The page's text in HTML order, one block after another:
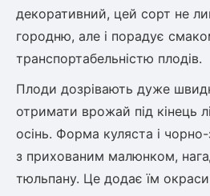
Айва
Хурма
Шовковиця
Абрикос
Ківі
Штамбові троянди
Бузок
Жасмин (Чубушник)
Будлея
Лавровишня
Кизильник
Бобовник (Жерновець)
Калина
декоративний, цей сорт не
городню, але і порадує
транспортабельністю плодів.
Плоди дозрівають дуже
отримати врожай під кінець
осінь. Форма куляста і
з прихованим малюнком,
тюльпану. Це додає їм